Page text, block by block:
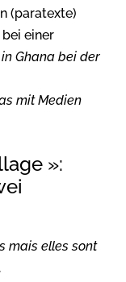
(paratexte)
einer
Ghana bei der
mit Medien
»:
mais elles sont